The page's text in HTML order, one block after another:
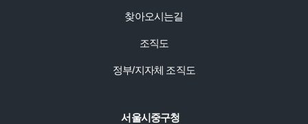
찾아오시는길
조직도
정부/지자체 조직도
서울시중구청